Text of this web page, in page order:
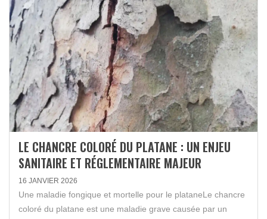
LE CHANCRE COLORÉ DU PLATANE : UN ENJEU
SANITAIRE ET RÉGLEMENTAIRE MAJEUR
16 JANVIER 2026
Une maladie fongique et mortelle pour le plataneLe chancre
coloré du platane est une maladie grave causée par un